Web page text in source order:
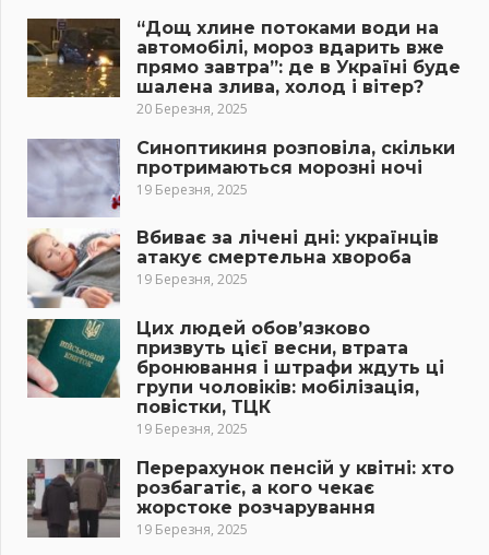
“Дощ хлине потоками води на
автомобілі, мороз вдарить вже
прямо завтра”: де в Україні буде
шалена злива, холод і вітер?
20 Березня, 2025
Синоптикиня розповіла, скільки
протримаються морозні ночі
19 Березня, 2025
Вбиває за лічені дні: українців
атакує смертельна хвороба
19 Березня, 2025
Цих людей обов’язково
призвуть цієї весни, втрата
бронювання і штрафи ждуть ці
групи чоловіків: мобілізація,
повістки, ТЦК
19 Березня, 2025
Перерахунок пенсій у квітні: хто
розбагатіє, а кого чекає
жорстоке розчарування
19 Березня, 2025